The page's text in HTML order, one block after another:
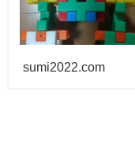
sumi2022.com